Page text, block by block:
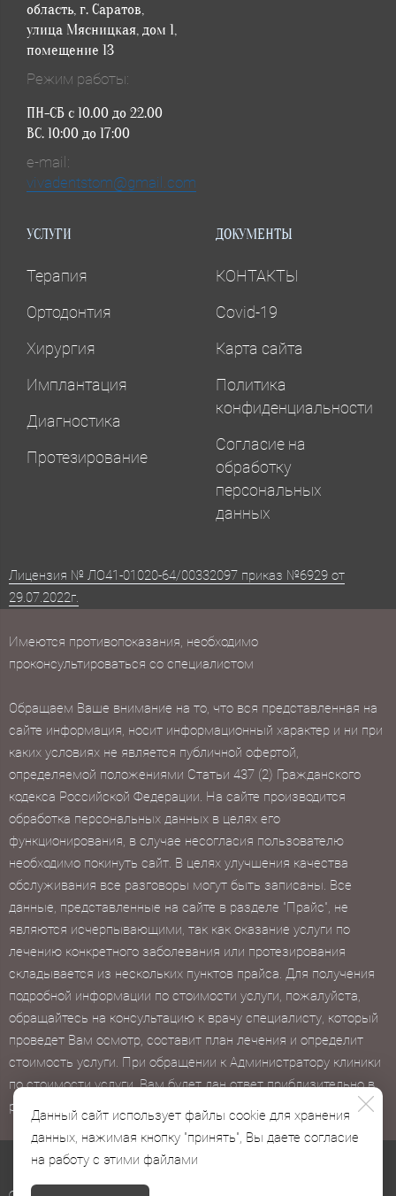
область, г. Саратов,
улица Мясницкая, дом 1,
помещение 13
Режим работы:
ПН-СБ с 10.00 до 22.00
ВС. 10:00 до 17:00
e-mail:
vivadentstom@gmail.com
УСЛУГИ
Терапия
Ортодонтия
Хирургия
Имплантация
Диагностика
Протезирование
ДОКУМЕНТЫ
КОНТАКТЫ
Covid-19
Карта сайта
Политика
конфиденциальности
Согласие на
обработку
персональных
данных
Лицензия № ЛО41-01020-64/00332097 приказ №6929 от
29.07.2022г.
Имеются противопоказания, необходимо
проконсультироваться со специалистом
Обращаем Ваше внимание на то, что вся представленная на
сайте информация, носит информационный характер и ни при
каких условиях не является публичной офертой,
определяемой положениями Статьи 437 (2) Гражданского
кодекса Российской Федерации. На сайте производится
обработка персональных данных в целях его
функционирования, в случае несогласия пользователю
необходимо покинуть сайт. В целях улучшения качества
обслуживания все разговоры могут быть записаны. Все
данные, представленные на сайте в разделе "Прайс", не
являются исчерпывающими, так как оказание услуги по
лечению конкретного заболевания или протезирования
складывается из нескольких пунктов прайса. Для получения
подробной информации по стоимости услуги, пожалуйста,
обращайтесь на консультацию к врачу специалисту, который
проведет Вам осмотр, составит план лечения и определит
стоимость услуги. При обращении к Администратору клиники
по стоимости услуги, Вам будет дан ответ приблизительно в
рамках "от" и "до".
Данный сайт использует файлы cookie для хранения
данных, нажимая кнопку "принять", Вы даете согласие
на работу с этими файлами